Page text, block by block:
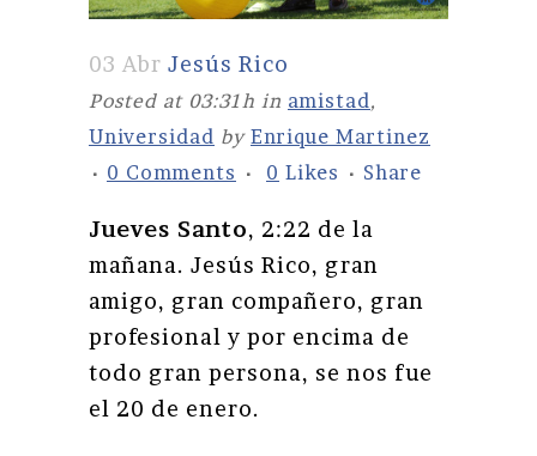
03 Abr Jesús Rico
Posted at 03:31h in amistad,
Universidad by Enrique Martinez
0 Comments
0 Likes Share
Jueves Santo, 2:22 de la
mañana. Jesús Rico, gran
amigo, gran compañero, gran
profesional y por encima de
todo gran persona, se nos fue
el 20 de enero.